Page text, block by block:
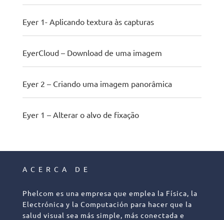
Eyer 1- Aplicando textura às capturas
EyerCloud – Download de uma imagem
Eyer 2 – Criando uma imagem panorâmica
Eyer 1 – Alterar o alvo de fixação
ACERCA DE
Phelcom es una empresa que emplea la Física, la
Electrónica y la Computación para hacer que la
salud visual sea más simple, más conectada e